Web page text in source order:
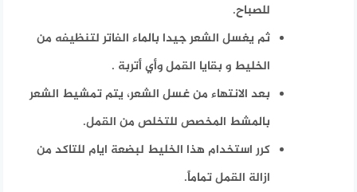
للصباح.
ثم يغسل الشعر جيدا بالماء الفاتر لتنظيفه من
الخليط و بقايا القمل وأي أتربة .
بعد الانتهاء من غسل الشعر، يتم تمشيط الشعر
بالمشط المخصص للتخلص من القمل.
كرر استخدام هذا الخليط لبضعة ايام للتاكد من
ازالة القمل تماماً.